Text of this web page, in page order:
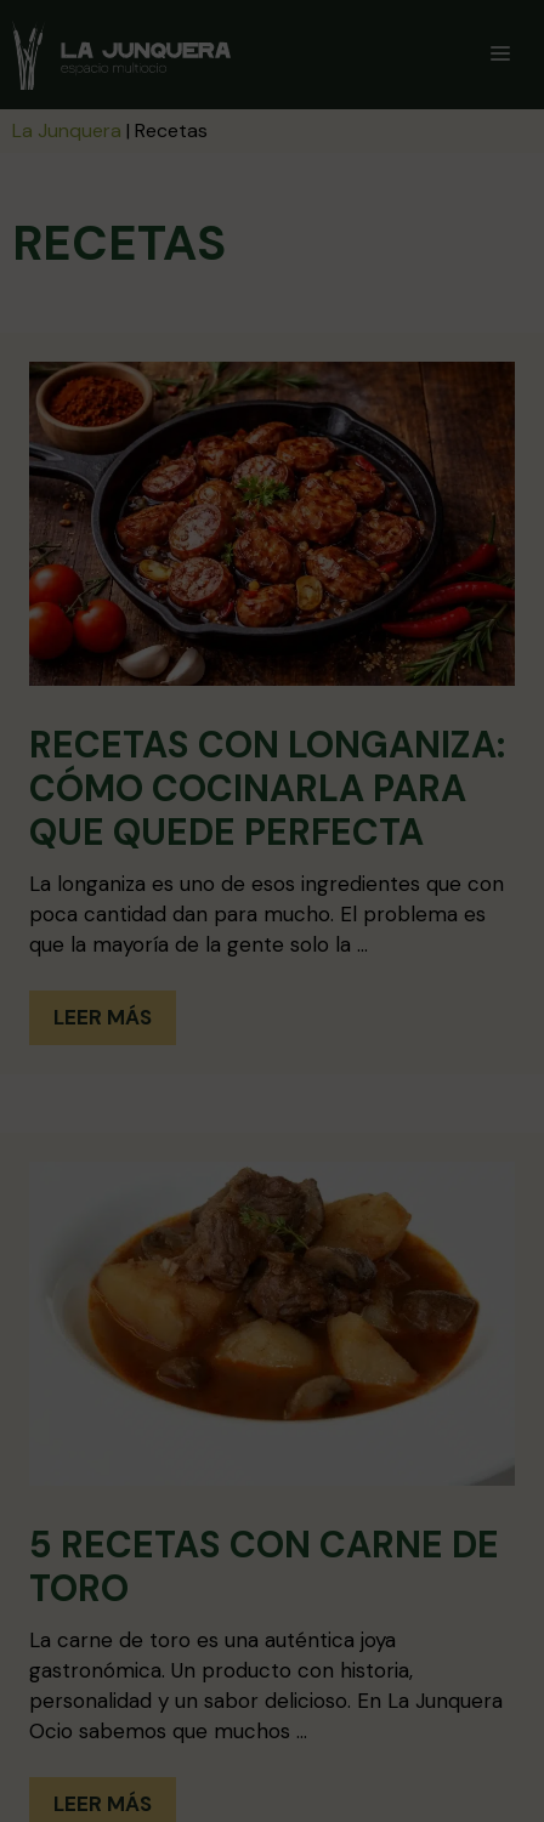
contenido
La Junquera | Recetas
RECETAS
RECETAS CON LONGANIZA:
CÓMO COCINARLA PARA
QUE QUEDE PERFECTA
La longaniza es uno de esos ingredientes que con
poca cantidad dan para mucho. El problema es
que la mayoría de la gente solo la …
LEER MÁS
5 RECETAS CON CARNE DE
TORO
La carne de toro es una auténtica joya
gastronómica. Un producto con historia,
personalidad y un sabor delicioso. En La Junquera
Ocio sabemos que muchos …
LEER MÁS